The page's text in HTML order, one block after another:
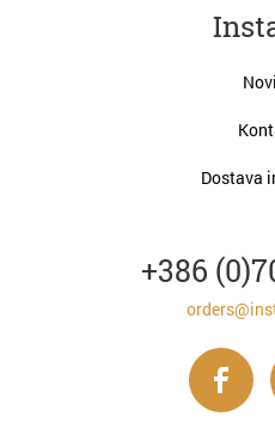
Dostava
+386